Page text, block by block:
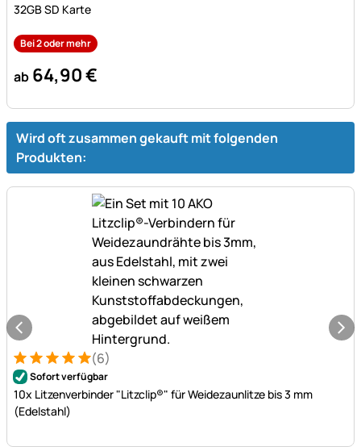
32GB SD Karte
Bei 2 oder mehr
ab 64,90€
Wird oft zusammen gekauft mit folgenden
Produkten:
Bewertung: 5 von 5 (6 Bewertungen)
6 Bewertungen
(6)
Sofort verfügbar
10x Litzenverbinder "Litzclip®" für Weidezaunlitze bis 3 mm
(Edelstahl)